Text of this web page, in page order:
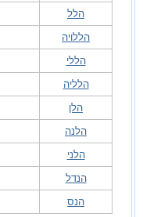
הלל
הללויה
הללי
הלליה
הלן
הלנה
הלני
הנדל
הנס